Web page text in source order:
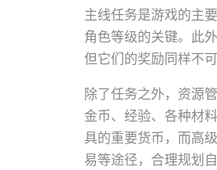
主线任务是游戏的主
角色等级的关键。此
但它们的奖励同样不
除了任务之外，资源
金币、经验、各种材
具的重要货币，而高
易等途径，合理规划